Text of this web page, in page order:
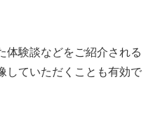
体験談などをご紹介される
していただくことも有効で